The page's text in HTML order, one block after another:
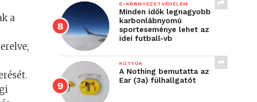
a
E-KÖRNYEZETVÉDELEM
Minden idők legnagyobb
karbonlábnyomú
sporteseménye lehet az
idei futball-vb
KÜTYÜK
A Nothing bemutatta az
Ear (3a) fülhallgatót